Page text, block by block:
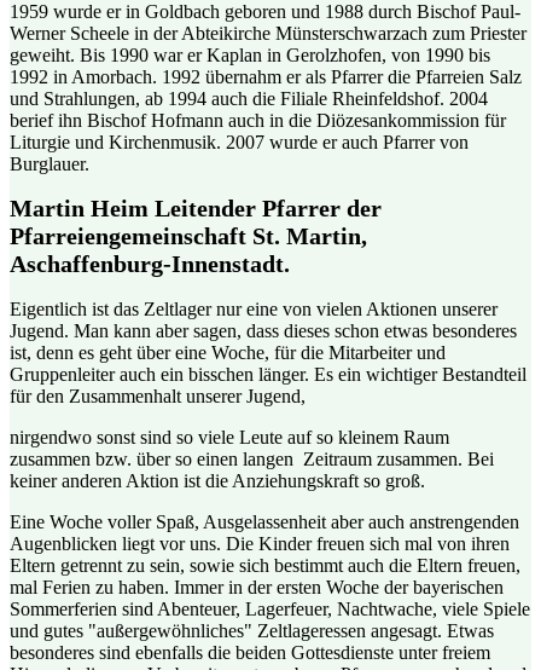
1959 wurde er in Goldbach geboren und 1988 durch Bischof Paul-
Werner Scheele in der Abteikirche Münsterschwarzach zum Priester
geweiht. Bis 1990 war er Kaplan in Gerolzhofen, von 1990 bis
1992 in Amorbach. 1992 übernahm er als Pfarrer die Pfarreien Salz
und Strahlungen, ab 1994 auch die Filiale Rheinfeldshof. 2004
berief ihn Bischof Hofmann auch in die Diözesankommission für
Liturgie und Kirchenmusik. 2007 wurde er auch Pfarrer von
Burglauer.
Martin Heim Leitender Pfarrer der
Pfarreiengemeinschaft St. Martin,
Aschaffenburg-Innenstadt.
Eigentlich ist das Zeltlager nur eine von vielen Aktionen unserer
Jugend. Man kann aber sagen, dass dieses schon etwas besonderes
ist, denn es geht über eine Woche, für die Mitarbeiter und
Gruppenleiter auch ein bisschen länger. Es ein wichtiger Bestandteil
für den Zusammenhalt unserer Jugend,
nirgendwo sonst sind so viele Leute auf so kleinem Raum
zusammen bzw. über so einen langen Zeitraum zusammen. Bei
keiner anderen Aktion ist die Anziehungskraft so groß.
Eine Woche voller Spaß, Ausgelassenheit aber auch anstrengenden
Augenblicken liegt vor uns. Die Kinder freuen sich mal von ihren
Eltern getrennt zu sein, sowie sich bestimmt auch die Eltern freuen,
mal Ferien zu haben. Immer in der ersten Woche der bayerischen
Sommerferien sind Abenteuer, Lagerfeuer, Nachtwache, viele Spiele
und gutes "außergewöhnliches" Zeltlageressen angesagt. Etwas
besonderes sind ebenfalls die beiden Gottesdienste unter freiem